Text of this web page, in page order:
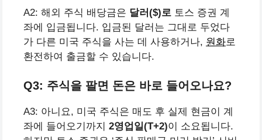
A2: 해외 주식 배당금은 달러($)로 토스 증권 계
좌에 입금됩니다. 입금된 달러는 그대로 두었다
가 다른 미국 주식을 사는 데 사용하거나, 원화로
환전하여 출금할 수 있습니다.
Q3: 주식을 팔면 돈은 바로 들어오나요?
A3: 아니요, 미국 주식은 매도 후 실제 현금이 계
좌에 들어오기까지 2영업일(T+2)이 소요됩니다.